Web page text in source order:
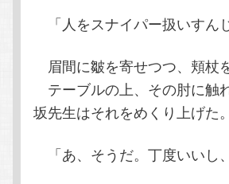
「人をスナイパー扱いすん
眉間に皺を寄せつつ、頬杖
テーブルの上、その肘に触
坂先生はそれをめくり上げた。
「あ、そうだ。丁度いいし